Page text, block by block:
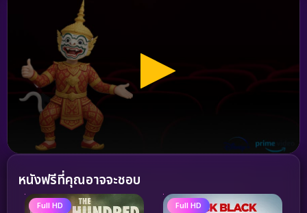
หนังฟรีที่คุณอาจจะชอบ
Full HD Full HD